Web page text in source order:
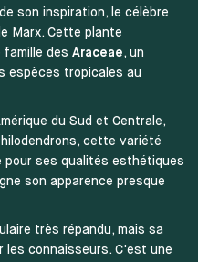
son inspiration, le célèbre
Marx. Cette plante
des Araceae , un
espèces tropicales au
du Sud et Centrale,
cette variété
pour ses qualités esthétiques
son apparence presque
très répandu, mais sa
connaisseurs. C'est une